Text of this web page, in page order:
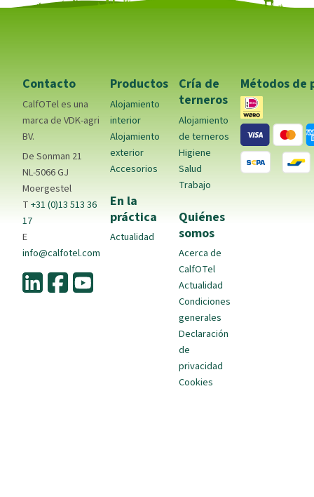
Contacto
CalfOTel es una
marca de VDK-agri
BV.
De Sonman 21
NL-5066 GJ
Moergestel
T+31 (0)13 513 36
17
E
info@calfotel.com
Productos
Alojamiento
interior
Alojamiento
exterior
Accesorios
En la
práctica
Actualidad
Cría de
terneros
Alojamiento
de terneros
Higiene
Salud
Trabajo
Quiénes
somos
Acerca de
CalfOTel
Actualidad
Condiciones
generales
Declaración
de
privacidad
Cookies
Métodos de